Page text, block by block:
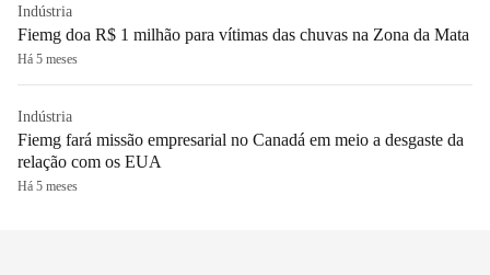
Indústria
Fiemg doa R$ 1 milhão para vítimas das chuvas na Zona da Mata
Há 5 meses
Indústria
Fiemg fará missão empresarial no Canadá em meio a desgaste da
relação com os EUA
Há 5 meses